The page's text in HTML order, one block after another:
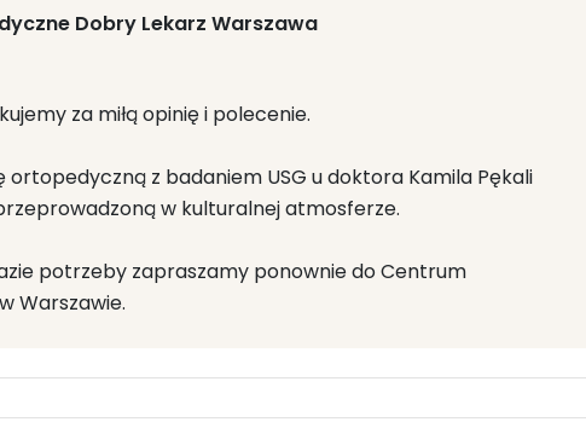
Dobry Lekarz Warszawa
za miłą opinię i polecenie.
ortopedyczną z badaniem USG u doktora Kamila Pękali
w kulturalnej atmosferze.
potrzeby zapraszamy ponownie do Centrum
Warszawie.